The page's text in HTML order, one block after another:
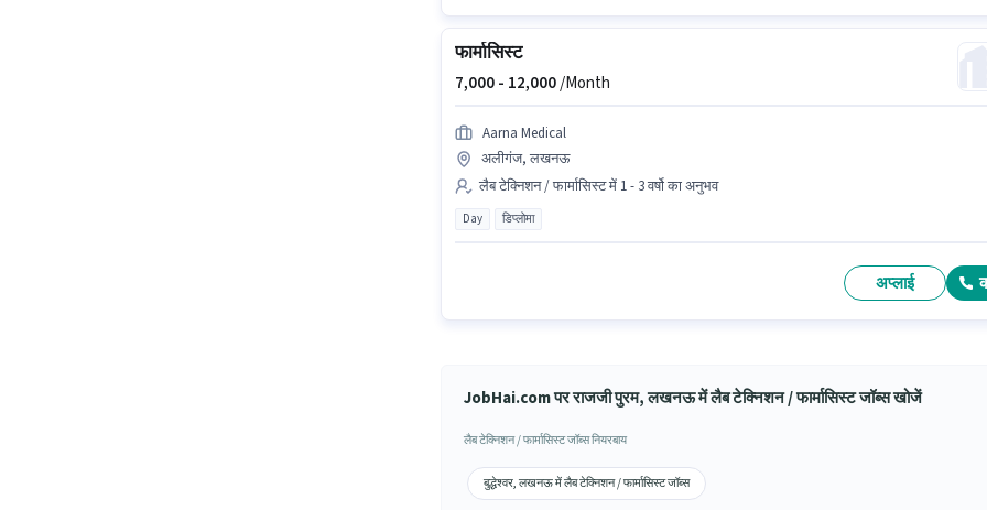
फार्मासिस्ट
7,000 - 12,000/Month
Aarna Medical
अलीगंज, लखनऊ
लैब टेक्निशन / फार्मासिस्ट में 1 - 3 वर्षो का अनुभव
Day डिप्लोमा
अप्लाई
JobHai.com पर राजजी पुरम, लखनऊ में लैब टेक्निशन / फार्मासिस्ट जॉब्स खोजें
लैब टेक्निशन / फार्मासिस्ट जॉब्स नियरबाय
बुद्धेश्वर, लखनऊ में लैब टेक्निशन / फार्मासिस्ट जॉब्स